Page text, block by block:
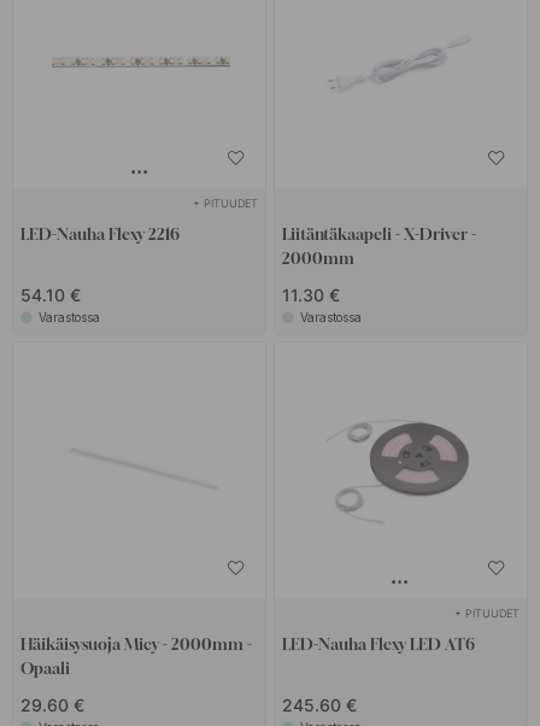
+ PITUUDET
LED-Nauha Flexy 2216
54.10 €
Varastossa
Liitäntäkaapeli - X-Driver -
2000mm
11.30 €
Varastossa
Häikäisysuoja Micy - 2000mm -
Opaali
29.60 €
+ PITUUDET
LED-Nauha Flexy LED AT6
245.60 €